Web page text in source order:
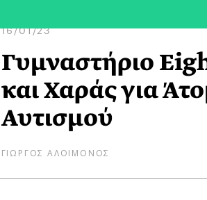
16/01/23
Γυμναστήριο
και Χαράς για
Αυτισμού
ΓΙΩΡΓΟΣ ΑΛΟΙΜΟΝΟΣ